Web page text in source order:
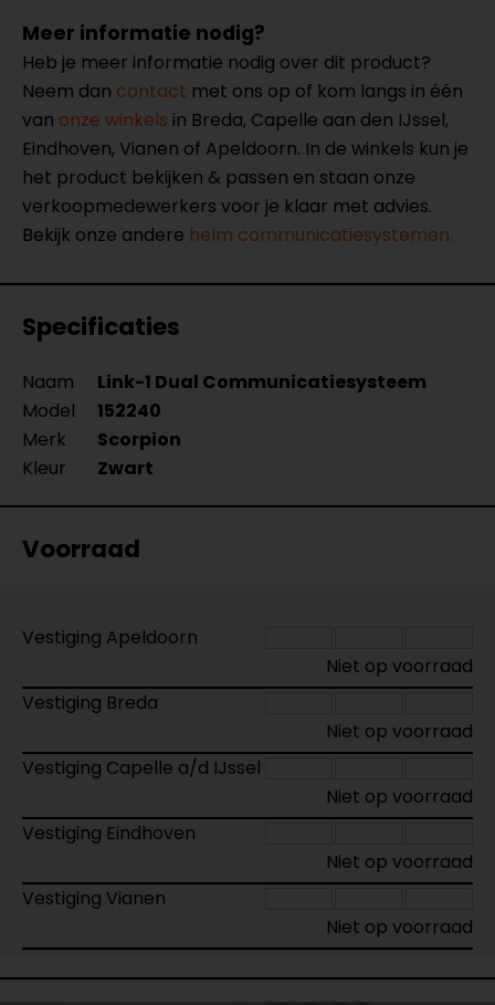
Meer informatie nodig?
Heb je meer informatie nodig over dit product?
Neem dan contact met ons op of kom langs in één
van onze winkels in Breda, Capelle aan den IJssel,
Eindhoven, Vianen of Apeldoorn. In de winkels kun je
het product bekijken & passen en staan onze
verkoopmedewerkers voor je klaar met advies.
Bekijk onze andere helm communicatiesystemen.
Specificaties
Naam
Link-1 Dual Communicatiesysteem
Model
152240
Merk
Scorpion
Kleur
Zwart
Voorraad
Vestiging Apeldoorn
Niet op voorraad
Vestiging Breda
Niet op voorraad
Vestiging Capelle a/d IJssel
Niet op voorraad
Vestiging Eindhoven
Niet op voorraad
Vestiging Vianen
Niet op voorraad